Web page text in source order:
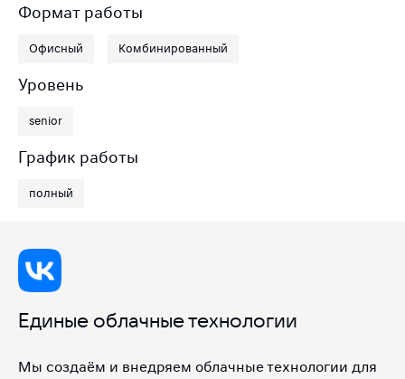
Формат работы
Офисный Комбинированный
Уровень
senior
График работы
полный
Единые облачные технологии
Мы создаём и внедряем облачные технологии для